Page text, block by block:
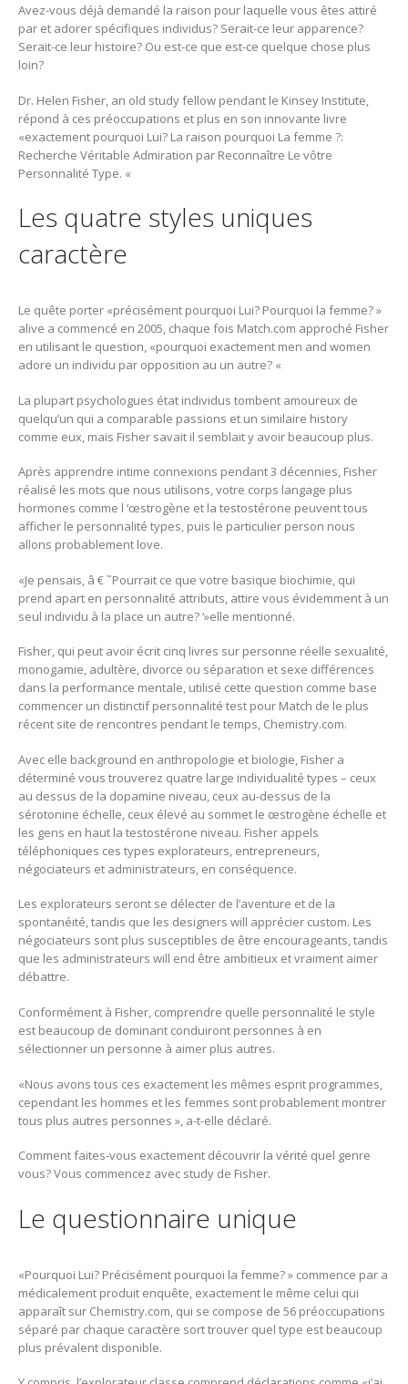
Avez-vous déjà demandé la raison pour laquelle vous êtes attiré
par et adorer spécifiques individus? Serait-ce leur apparence?
Serait-ce leur histoire? Ou est-ce que est-ce quelque chose plus
loin?
Dr. Helen Fisher, an old study fellow pendant le Kinsey Institute,
répond à ces préoccupations et plus en son innovante livre
«exactement pourquoi Lui? La raison pourquoi La femme ?:
Recherche Véritable Admiration par Reconnaître Le vôtre
Personnalité Type. «
Les quatre styles uniques
caractère
Le quête porter «précisément pourquoi Lui? Pourquoi la femme? »
alive a commencé en 2005, chaque fois Match.com approché Fisher
en utilisant le question, «pourquoi exactement men and women
adore un individu par opposition au un autre? «
La plupart psychologues état individus tombent amoureux de
quelqu’un qui a comparable passions et un similaire history
comme eux, mais Fisher savait il semblait y avoir beaucoup plus.
Après apprendre intime connexions pendant 3 décennies, Fisher
réalisé les mots que nous utilisons, votre corps langage plus
hormones comme l ‘œstrogène et la testostérone peuvent tous
afficher le personnalité types, puis le particulier person nous
allons probablement love.
«Je pensais, â € ˜Pourrait ce que votre basique biochimie, qui
prend apart en personnalité attributs, attire vous évidemment à un
seul individu à la place un autre? ‘»elle mentionné.
Fisher, qui peut avoir écrit cinq livres sur personne réelle sexualité,
monogamie, adultère, divorce ou séparation et sexe différences
dans la performance mentale, utilisé cette question comme base
commencer un distinctif personnalité test pour Match de le plus
récent site de rencontres pendant le temps, Chemistry.com.
Avec elle background en anthropologie et biologie, Fisher a
déterminé vous trouverez quatre large individualité types – ceux
au dessus de la dopamine niveau, ceux au-dessus de la
sérotonine échelle, ceux élevé au sommet le œstrogène échelle et
les gens en haut la testostérone niveau. Fisher appels
téléphoniques ces types explorateurs, entrepreneurs,
négociateurs et administrateurs, en conséquence.
Les explorateurs seront se délecter de l’aventure et de la
spontanéité, tandis que les designers will apprécier custom. Les
négociateurs sont plus susceptibles de être encourageants, tandis
que les administrateurs will end être ambitieux et vraiment aimer
débattre.
Conformément à Fisher, comprendre quelle personnalité le style
est beaucoup de dominant conduiront personnes à en
sélectionner un personne à aimer plus autres.
«Nous avons tous ces exactement les mêmes esprit programmes,
cependant les hommes et les femmes sont probablement montrer
tous plus autres personnes », a-t-elle déclaré.
Comment faites-vous exactement découvrir la vérité quel genre
vous? Vous commencez avec study de Fisher.
Le questionnaire unique
«Pourquoi Lui? Précisément pourquoi la femme? » commence par a
médicalement produit enquête, exactement le même celui qui
apparaît sur Chemistry.com, qui se compose de 56 préoccupations
séparé par chaque caractère sort trouver quel type est beaucoup
plus prévalent disponible.